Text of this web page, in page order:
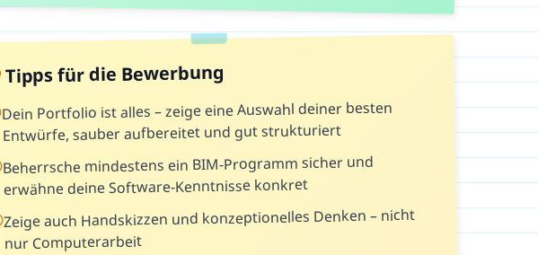
Tipps für die Bewerbung
Dein Portfolio ist alles – zeige eine Auswahl deiner besten
Entwürfe, sauber aufbereitet und gut strukturiert
Beherrsche mindestens ein BIM-Programm sicher und
erwähne deine Software-Kenntnisse konkret
Zeige auch Handskizzen und konzeptionelles Denken – nicht
nur Computerarbeit